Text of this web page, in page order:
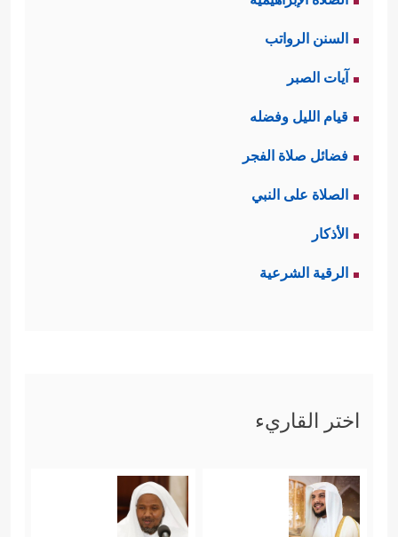
السنن الرواتب
آيات الصبر
قيام الليل وفضله
فضائل صلاة الفجر
الصلاة على النبي
الأذكار
الرقية الشرعية
اختر القاريء